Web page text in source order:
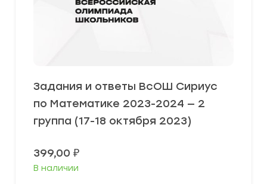
Задания и ответы ВсОШ Сириус
по Математике 2023-2024 — 2
группа (17-18 октября 2023)
399,00 ₽
В наличии